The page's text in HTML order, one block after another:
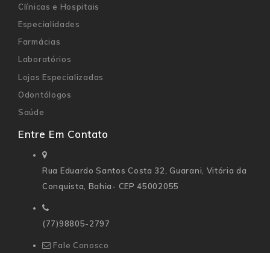
Clínicas e Hospitais
Especialidades
Farmácias
Laboratórios
Lojas Especializadas
Odontólogos
Saúde
Entre Em Contato
Rua Eduardo Santos Costa 32, Guarani, Vitória da
Conquista, Bahia- CEP 45002055
(77)98805-2797
Fale Conosco